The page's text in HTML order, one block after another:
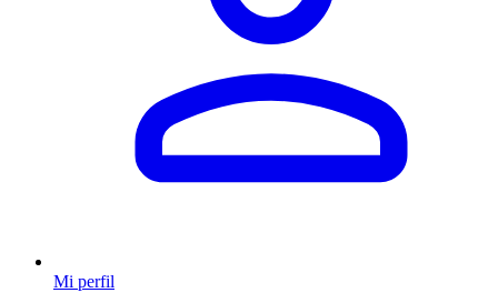
Mi perfil